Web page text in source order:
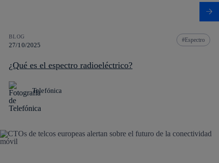
BLOG
27/10/2025
Espectro
¿Qué es el espectro radioeléctrico?
Telefónica